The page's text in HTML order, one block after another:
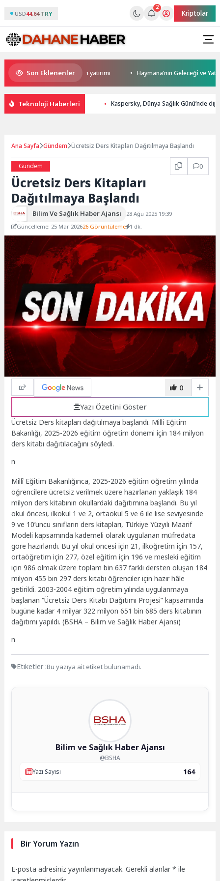
USD44.64 TRY
2
Kriptolar
Son Eklenenler
Darıca’ya modern ulaşım yatırımı Haymana’nın Geleceği ve
Teknoloji Haberleri Kaspersky, Dünya Sağlık Günü’nde
Ana Sayfa Gündem Ücretsiz Ders Kitapları Dağıtılmaya Başlandı
Gündem 0
Ücretsiz Ders Kitapları
Dağıtılmaya Başlandı
Bilim Ve Sağlık Haber Ajansı
28 Ağu 2025 19:39
Güncelleme: 25 Mar 202626 Görüntüleme 1 dk.
0
Yazı Özetini Göster
Ücretsiz Ders kitapları dağıtılmaya başlandı. Milli Eğitim
Bakanlığı, 2025-2026 eğitim öğretim dönemi için 184 milyon
ders kitabı dağıtılacağını söyledi.
n
Millî Eğitim Bakanlığınca, 2025-2026 eğitim öğretim yılında
öğrencilere ücretsiz verilmek üzere hazırlanan yaklaşık 184
milyon ders kitabının okullardaki dağıtımına başlandı. Bu yıl
okul öncesi, ilkokul 1 ve 2, ortaokul 5 ve 6 ile lise seviyesinde
9 ve 10’uncu sınıfların ders kitapları, Türkiye Yüzyılı Maarif
Modeli kapsamında kademeli olarak uygulanan müfredata
göre hazırlandı. Bu yıl okul öncesi için 21, ilköğretim için 157,
ortaöğretim için 277, özel eğitim için 196 ve mesleki eğitim
için 986 olmak üzere toplam bin 637 farklı dersten oluşan 184
milyon 455 bin 297 ders kitabı öğrenciler için hazır hâle
getirildi. 2003-2004 eğitim öğretim yılında uygulanmaya
başlanan “Ücretsiz Ders Kitabı Dağıtımı Projesi” kapsamında
bugüne kadar 4 milyar 322 milyon 651 bin 685 ders kitabının
dağıtımı yapıldı. (BSHA – Bilim ve Sağlık Haber Ajansı)
n
Etiketler :Bu yazıya ait etiket bulunamadı.
Bilim ve Sağlık Haber Ajansı
@BSHA
Yazı Sayısı
164
Bir Yorum Yazın
E-posta adresiniz yayınlanmayacak. Gerekli alanlar* ile